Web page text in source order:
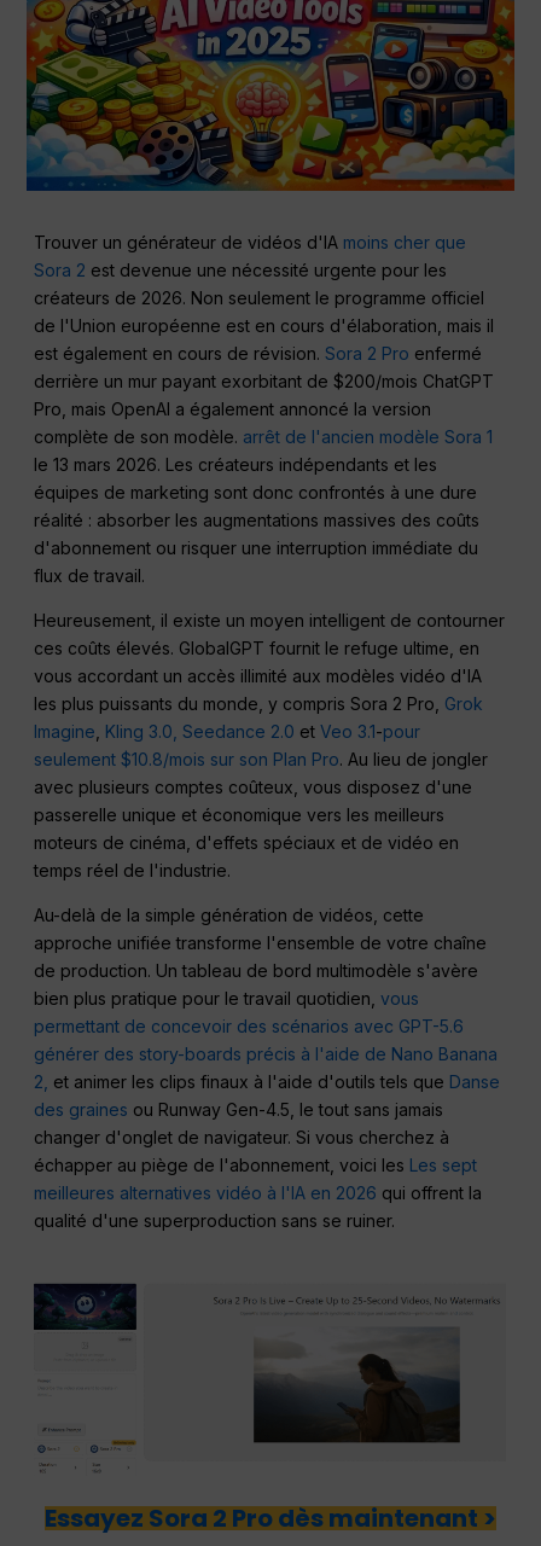
Trouver un générateur de vidéos d'IA moins cher que
Sora 2 est devenue une nécessité urgente pour les
créateurs de 2026. Non seulement le programme officiel
de l'Union européenne est en cours d'élaboration, mais il
est également en cours de révision.Sora 2 Pro enfermé
derrière un mur payant exorbitant de $200/mois ChatGPT
Pro, mais OpenAI a également annoncé la version
complète de son modèle. arrêt de l'ancien modèle Sora 1
le 13 mars 2026. Les créateurs indépendants et les
équipes de marketing sont donc confrontés à une dure
réalité : absorber les augmentations massives des coûts
d'abonnement ou risquer une interruption immédiate du
flux de travail.
Heureusement, il existe un moyen intelligent de contourner
ces coûts élevés. GlobalGPT fournit le refuge ultime, en
vous accordant un accès illimité aux modèles vidéo d'IA
les plus puissants du monde, y compris Sora 2 Pro, Grok
Imagine Kling 3.0, Seedance 2.0 etVeo 3.1-pour
seulement $10.8/mois sur son Plan Pro. Au lieu de jongler
avec plusieurs comptes coûteux, vous disposez d'une
passerelle unique et économique vers les meilleurs
moteurs de cinéma, d'effets spéciaux et de vidéo en
temps réel de l'industrie.
Au-delà de la simple génération de vidéos, cette
approche unifiée transforme l'ensemble de votre chaîne
de production. Un tableau de bord multimodèle s'avère
bien plus pratique pour le travail quotidien,vous
permettant de concevoir des scénarios avec GPT-5.6
générer des story-boards précis à l'aide de Nano Banana
2, et animer les clips finaux à l'aide d'outils tels que Danse
des graines ou Runway Gen-4.5, le tout sans jamais
changer d'onglet de navigateur. Si vous cherchez à
échapper au piège de l'abonnement, voici les Les sept
meilleures alternatives vidéo à l'IA en 2026 qui offrent la
qualité d'une superproduction sans se ruiner.
Essayez Sora 2 Pro dès maintenant >